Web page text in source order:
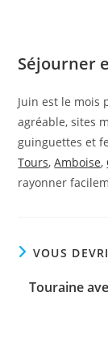
Séjourner
Juin est le mois
agréable, sites
guinguettes et
Tours,Amboise,
rayonner
VOUS
Touraine